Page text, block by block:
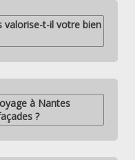
valorise-t-il votre bien
à Nantes
?